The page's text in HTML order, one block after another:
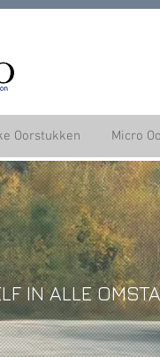
Oorstukken Micro
IN ALLE